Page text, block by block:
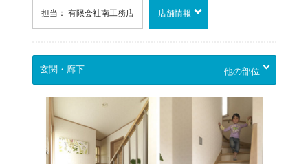
担当： 有限会社南工務店 店舗情報
他の部位